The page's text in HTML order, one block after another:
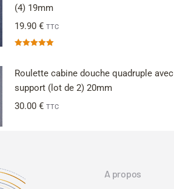
(4) 19mm
19.90 € TTC
Roulette cabine douche quadruple avec
support (lot de 2) 20mm
30.00 € TTC
A propos